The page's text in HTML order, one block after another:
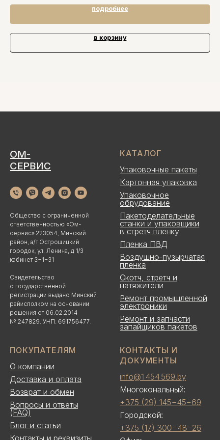
подробнее
в корзину
ОМ-
СЕРВИС
Общество с ограниченной
ответственностью «Ом-
сервис» 223054, Минский
район, а/г Острошицкий
городок, ул. Ленина, д 1/3
кабинет 3−1−31
Свидетельство
о государственной
регистрации выдано Минский
райисполком на основании
решения от 06.02.2014
№ 247829. УНП: 691756477.
КАТАЛОГ
Упаковочные пакеты
Картонная упаковка
Упаковочное
обрудование
Пакетоделательные
станки и упаковщики
в стретч пленку
Пленка ПВД
Воздушно-пузырчатая
пленка
Скотч, стретч и
натяжители
Ремонт промышленной
электроники
Ремонт и запчасти
запайщиков пакетов
ПОКУПАТЕЛЯМ
О компании
Доставка и оплата
Возврат и обмен
Вопросы и ответы
(FAQ)
Блог и статьи
КОНТАКТЫ И
ДОКУМЕНТЫ
info@1 454 569.by
Многокональный:
+375 (29) 145−45−69
Городской:
+375 (17) 300−48−26